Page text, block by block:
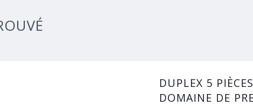
DUPLEX 5
DOMAINE DE